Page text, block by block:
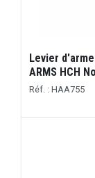
Levier
ARMS HCH
Réf. : HAA755